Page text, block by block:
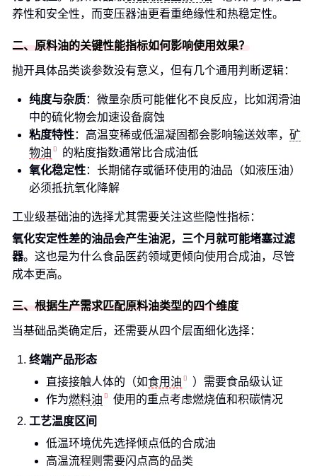
养性和安全性，而变压器油更看重绝缘性和热稳定性。
二、原料油的关键性能指标如何影响使用效果？
抛开具体品类谈参数没有意义，但有几个通用判断逻辑：
纯度与杂质：微量杂质可能催化不良反应，比如润滑油
中的硫化物会加速设备腐蚀
粘度特性：高温变稀或低温凝固都会影响输送效率， 矿
物油
的粘度指数通常比合成油低
氧化稳定性：长期储存或循环使用的油品（如液压油）
必须抵抗氧化降解
工业级基础油的选择尤其需要关注这些隐性指标：
氧化安定性差的油品会产生油泥，三个月就可能堵塞过滤
器。这也是为什么食品医药领域更倾向使用合成油，尽管
成本更高。
三、根据生产需求匹配原料油类型的四个维度
当基础品类确定后，还需要从四个层面细化选择：
终端产品形态
直接接触人体的（如食用油
）需要食品级认证
作为燃料油
使用的重点考虑燃烧值和积碳情况
工艺温度区间
低温环境优先选择倾点低的合成油
高温流程则需要闪点高的品类